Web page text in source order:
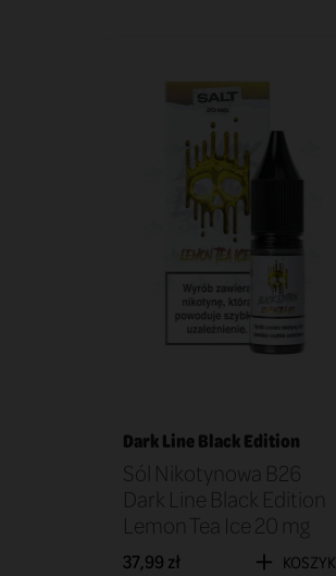
Dark Line Black Edition
Sól Nikotynowa B26
Dark Line Black Edition
Lemon Tea Ice 20 mg
37,99 zł KOSZYK